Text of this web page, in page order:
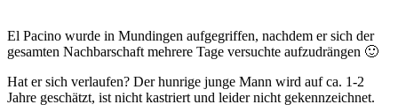
El Pacino wurde in Mundingen aufgegriffen, nachdem er sich der
gesamten Nachbarschaft mehrere Tage versuchte aufzudrängen 🙂
Hat er sich verlaufen? Der hunrige junge Mann wird auf ca. 1-2
Jahre geschätzt, ist nicht kastriert und leider nicht gekennzeichnet.